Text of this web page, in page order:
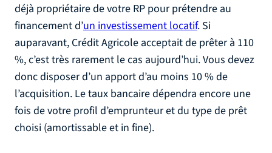
déjà propriétaire de votre RP pour prétendre au
financement d’un investissement locatif. Si
auparavant, Crédit Agricole acceptait de prêter à 110
%, c’est très rarement le cas aujourd’hui. Vous devez
donc disposer d’un apport d’au moins 10 % de
l’acquisition. Le taux bancaire dépendra encore une
fois de votre profil d’emprunteur et du type de prêt
choisi (amortissable et in fine).